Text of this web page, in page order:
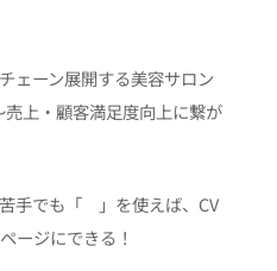
ェーン展開する美容サロン
上・顧客満足度向上に繋が
苦手でも「 」を使えば、CV
ージにできる！